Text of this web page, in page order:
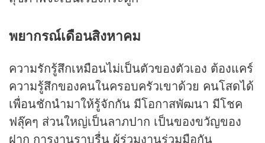
พยากรณ์เดือนสิงหาคม
ความรักรู้สึกเหมือนไม่เป็นตัวของตัวเอง ต้องแคร์
ความรู้สึกของคนในครอบครัวเขาด้วย คนโสดได้
เพื่อนชักนำมาให้รู้จักกัน มีโอกาสพัฒนา มีโชค
ฟลุ๊คๆ ส่วนใหญ่เป็นลาภปาก เป็นของขวัญของ
ฝาก การงานราบรื่น ผู้ร่วมงานร่วมมือกัน